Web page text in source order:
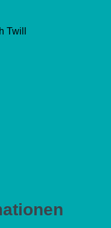
Twill